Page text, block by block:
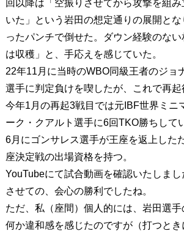
回以降は「空振りさせてから攻撃を組
いた」という岩田の想定通りの展開と
ったパンチで倒せた。ダウン経験のな
は収穫」と、手応えを感じていた。
22年11月に当時のWBO同級王者のジョ
選手に判定負けを喫したが、これで再起
今年1月の再起3戦目では元IBF世界ミニ
ーク・クアルト選手に6回TKO勝ちして
6月にゴンサレス選手が王座を返上した
座決定戦の出場資格を持つ。
YouTubeにて試合動画を確認いたしま
させての、会心の勝利でしたね。
ただ、私（座間）個人的には、岩田選手
何か違和感を感じたのですが（打つと